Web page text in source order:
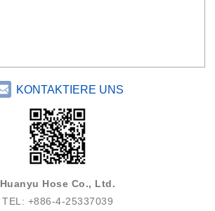
KONTAKTIERE UNS
Huanyu Hose Co., Ltd.
TEL: +886-4-25337039